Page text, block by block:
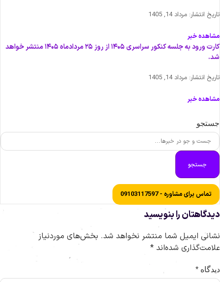
انتشار: مرداد 14, 1405
خبر
کارت ورود به جلسه کنکور سراسری ۱۴۰۵ از روز ۲۵ مردادماه ۱۴۰۵ منتشر خواهد
انتشار: مرداد 14, 1405
خبر
جستجو
تماس برای مشاوره - 09103117597
را بنویسید
ایمیل شما منتشر نخواهد شد. بخش‌های موردنیاز
شده‌اند *
*